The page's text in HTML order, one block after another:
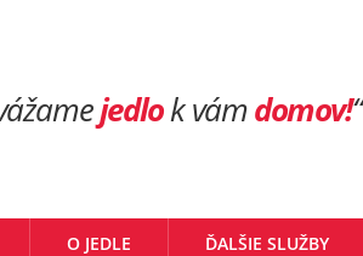
jedlok vámdomov!“
O JEDLE ĎALŠIE SLUŽBY